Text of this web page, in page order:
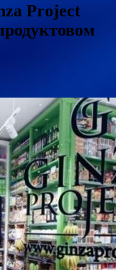
Project